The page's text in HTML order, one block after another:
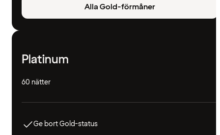
Alla Gold-förmåner
Platinum
60 nätter
Ge bort Gold-status